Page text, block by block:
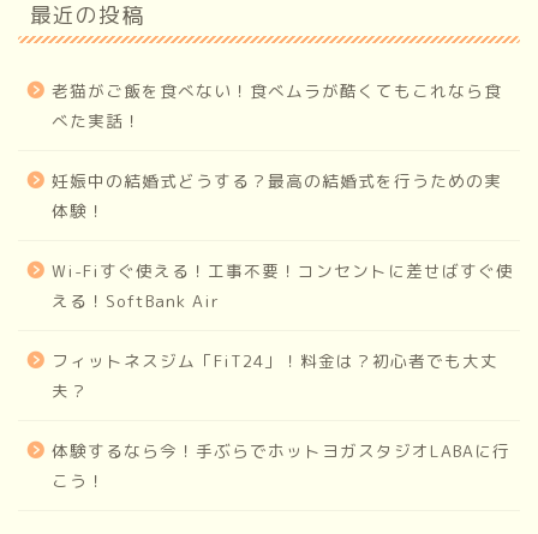
最近の投稿
老猫がご飯を食べない！食べムラが酷くてもこれなら食
べた実話！
妊娠中の結婚式どうする？最高の結婚式を行うための実
体験！
Wi-Fiすぐ使える！工事不要！コンセントに差せばすぐ使
える！SoftBank Air
フィットネスジム「FiT24」！料金は？初心者でも大丈
夫？
体験するなら今！手ぶらでホットヨガスタジオLABAに行
こう！